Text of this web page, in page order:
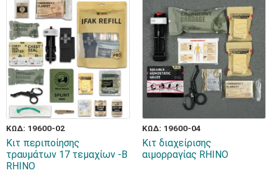
ΚΩΔ: 19600-02
Κιτ περιποίησης
τραυμάτων 17 τεμαχίων -B
RHINO
ΚΩΔ: 19600-04
Κιτ διαχείρισης
αιμορραγίας RHINO